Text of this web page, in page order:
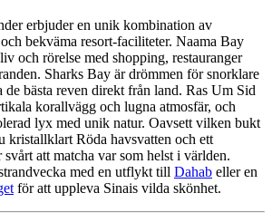
erbjuder en unik kombination av
bekväma resort-faciliteter. Naama Bay
och rörelse med shopping, restauranger
Sharks Bay är drömmen för snorklare
bästa reven direkt från land. Ras Um Sid
korallvägg och lugna atmosfär, och
lyx med unik natur. Oavsett vilken bukt
kristallklart Röda havsvatten och ett
att matcha var som helst i världen.
med en utflykt till Dahab eller en
för att uppleva Sinais vilda skönhet.